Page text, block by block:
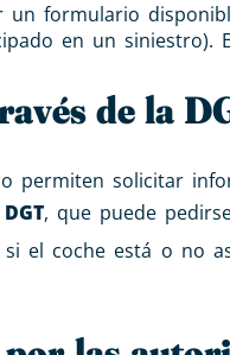
un formulario
en un
de la
permiten solicitar
, que puede
el coche está o no